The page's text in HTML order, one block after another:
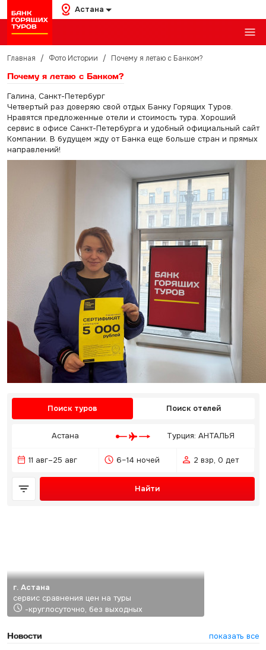
Астана
Главная / Фото Истории / Почему я летаю с Банком?
Почему я летаю с Банком?
Галина, Санкт-Петербург
Четвертый раз доверяю свой отдых Банку Горящих Туров.
Нравятся предложенные отели и стоимость тура. Хороший
сервис в офисе Санкт-Петербурга и удобный официальный сайт
Компании. В будущем жду от Банка еще больше стран и прямых
направлений!
Поиск туров Поиск отелей
Астана Турция: АНТАЛЬЯ
11 авг–25 авг 6–14 ночей 2 взр, 0 дет
Найти
г. Астана
сервис сравнения цен на туры
-круглосуточно, без выходных
Новости
показать все